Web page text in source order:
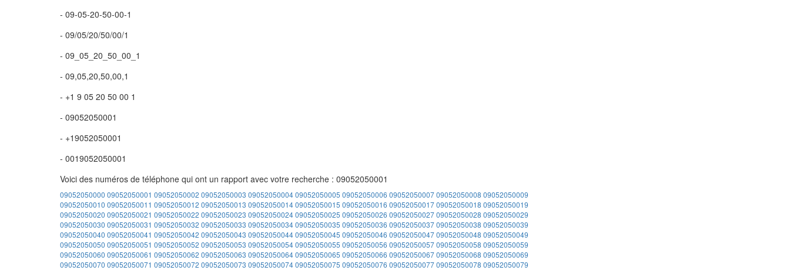
- 09-05-20-50-00-1
- 09/05/20/50/00/1
- 09_05_20_50_00_1
- 09,05,20,50,00,1
- +1 9 05 20 50 00 1
- 09052050001
- +19052050001
- 0019052050001
Voici des numéros de téléphone qui ont un rapport avec votre recherche : 09052050001
09052050000 09052050001 09052050002 09052050003 0905205000409052050005 09052050006 0905205000709052050008 09052050009
09052050010 09052050011 09052050012 09052050013 0905205001409052050015 09052050016 0905205001709052050018 09052050019
09052050020 09052050021 09052050022 09052050023 0905205002409052050025 09052050026 0905205002709052050028 09052050029
09052050030 09052050031 09052050032 09052050033 0905205003409052050035 09052050036 0905205003709052050038 09052050039
09052050040 09052050041 09052050042 09052050043 0905205004409052050045 09052050046 0905205004709052050048 09052050049
09052050050 09052050051 09052050052 09052050053 0905205005409052050055 09052050056 0905205005709052050058 09052050059
09052050060 09052050061 09052050062 09052050063 0905205006409052050065 09052050066 0905205006709052050068 09052050069
09052050070 09052050071 09052050072 09052050073 0905205007409052050075 09052050076 0905205007709052050078 09052050079